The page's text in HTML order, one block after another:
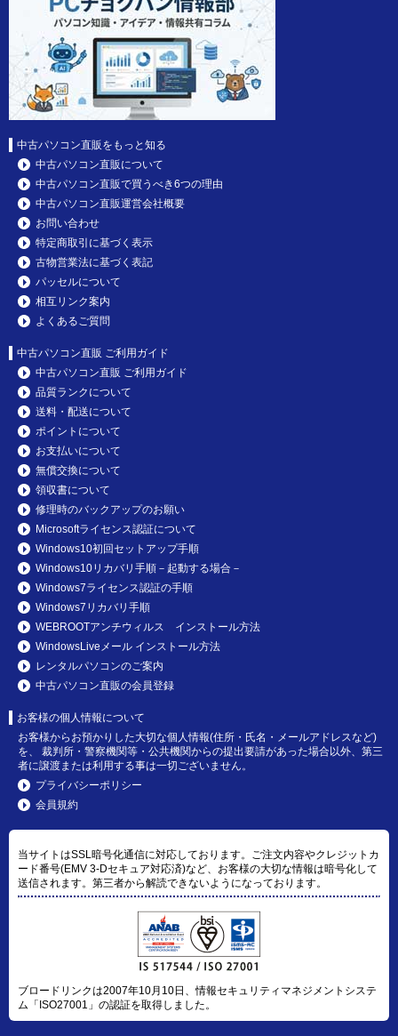
中古パソコン直販をもっと知る
中古パソコン直販について
中古パソコン直販で買うべき6つの理由
中古パソコン直販運営会社概要
お問い合わせ
特定商取引に基づく表示
古物営業法に基づく表記
パッセルについて
相互リンク案内
よくあるご質問
中古パソコン直販 ご利用ガイド
中古パソコン直販 ご利用ガイド
品質ランクについて
送料・配送について
ポイントについて
お支払いについて
無償交換について
領収書について
修理時のバックアップのお願い
Microsoftライセンス認証について
Windows10初回セットアップ手順
Windows10リカバリ手順－起動する場合－
Windows7ライセンス認証の手順
Windows7リカバリ手順
WEBROOTアンチウィルス インストール方法
WindowsLiveメール インストール方法
レンタルパソコンのご案内
中古パソコン直販の会員登録
お客様の個人情報について
お客様からお預かりした大切な個人情報(住所・氏名・メールアドレスなど)
を、 裁判所・警察機関等・公共機関からの提出要請があった場合以外、第三
者に譲渡または利用する事は一切ございません。
プライバシーポリシー
会員規約
当サイトはSSL暗号化通信に対応しております。ご注文内容やクレジットカ
ード番号(EMV 3-Dセキュア対応済)など、お客様の大切な情報は暗号化して
送信されます。第三者から解読できないようになっております。
ブロードリンクは2007年10月10日、情報セキュリティマネジメントシステ
ム「ISO27001」の認証を取得しました。